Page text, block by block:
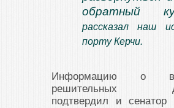
обратный
рассказал наш
порту Керчи.
Информацию о
решительных
подтвердил и